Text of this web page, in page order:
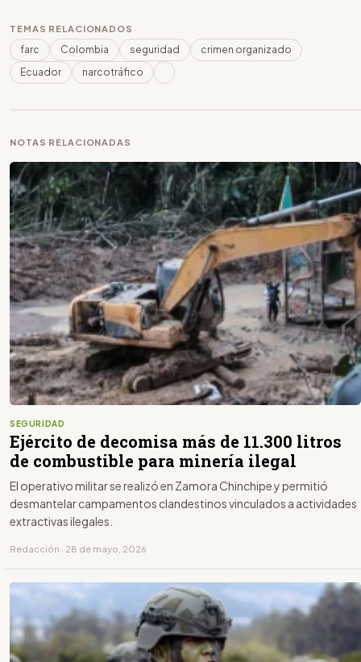
TEMAS RELACIONADOS
farc Colombia seguridad
crimen organizado
Ecuador
narcotráfico
NOTAS RELACIONADAS
SEGURIDAD
Ejército de decomisa más de 11.300 litros
de combustible para minería ilegal
El operativo militar se realizó en Zamora Chinchipe y permitió
desmantelar campamentos clandestinos vinculados a actividades
extractivas ilegales.
Redacción · 28 de mayo, 2026